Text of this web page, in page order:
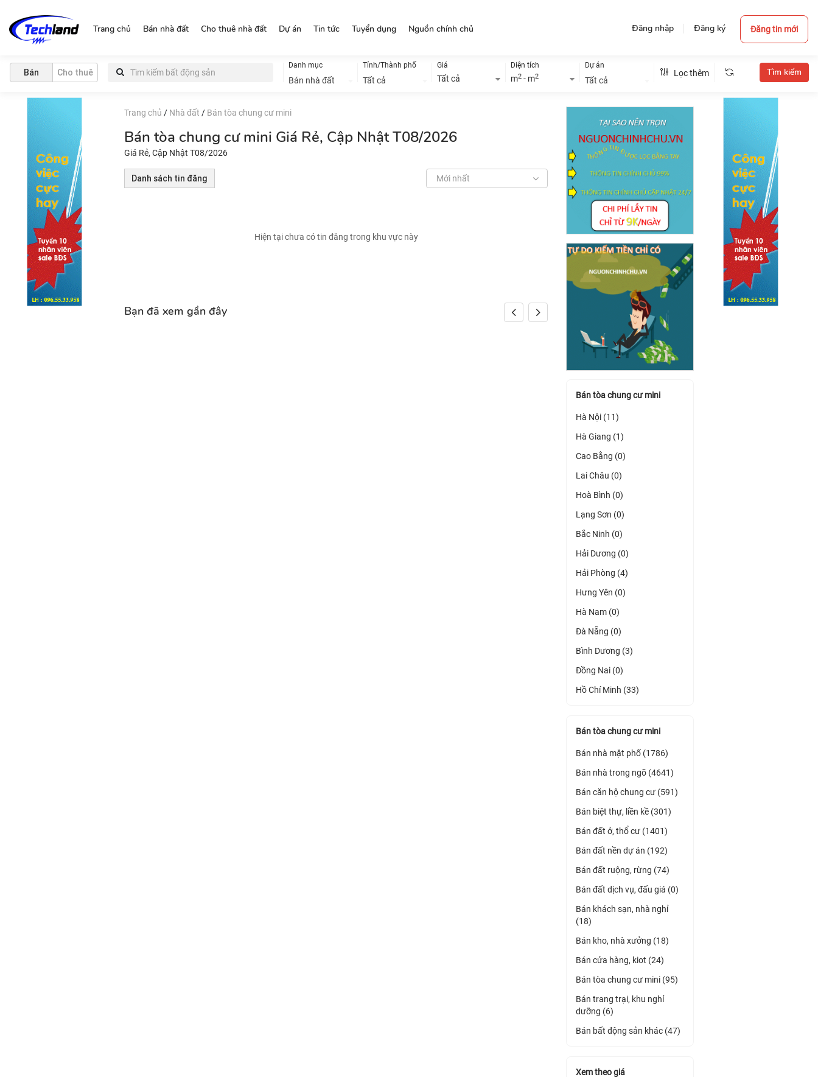
Đăng nhập Đăng ký Đăng tin mới
Trang chủ Bán nhà đất Cho thuê nhà đất Dự án Tin tức Tuyển dụng Nguồn chính chủ
Bán Cho thuê
Danh mục
Bán nhà đất
Tỉnh/Thành phố
Tất cả
Giá
Tất cả
Diện tích
m2 - m2
Dự án
Tất cả
Lọc thêm
Trang chủ / Nhà đất / Bán tòa chung cư mini
Bán tòa chung cư mini Giá Rẻ, Cập Nhật T08/2026
Giá Rẻ, Cập Nhật T08/2026
Danh sách tin đăng Mới nhất
Hiện tại chưa có tin đăng trong khu vực này
Bạn đã xem gần đây
Bán tòa chung cư mini
Hà Nội (11)
Hà Giang (1)
Cao Bằng (0)
Lai Châu (0)
Hoà Bình (0)
Lạng Sơn (0)
Bắc Ninh (0)
Hải Dương (0)
Hải Phòng (4)
Hưng Yên (0)
Hà Nam (0)
Đà Nẵng (0)
Bình Dương (3)
Đồng Nai (0)
Hồ Chí Minh (33)
Bán tòa chung cư mini
Bán nhà mặt phố (1786)
Bán nhà trong ngõ (4641)
Bán căn hộ chung cư (591)
Bán biệt thự, liền kề (301)
Bán đất ở, thổ cư (1401)
Bán đất nền dự án (192)
Bán đất ruộng, rừng (74)
Bán đất dịch vụ, đấu giá (0)
Bán khách sạn, nhà nghỉ
(18)
Bán kho, nhà xưởng (18)
Bán cửa hàng, kiot (24)
Bán tòa chung cư mini (95)
Bán trang trại, khu nghỉ
dưỡng (6)
Bán bất động sản khác (47)
Xem theo giá